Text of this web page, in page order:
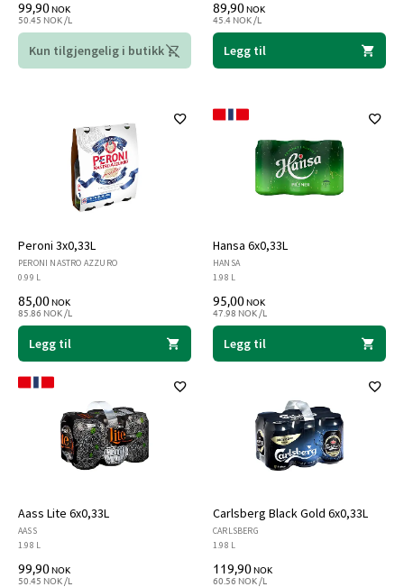
99,90NOK
50.45 NOK /L
Kun tilgjengelig i butikk
89,90NOK
45.4 NOK /L
Legg til
Peroni 3x0,33L
PERONI NASTRO AZZURO
0.99 L
85,00NOK
85.86 NOK /L
Legg til
Hansa 6x0,33L
HANSA
1.98 L
95,00NOK
47.98 NOK /L
Legg til
Aass Lite 6x0,33L
AASS
1.98 L
99,90NOK
50.45 NOK /L
Carlsberg Black Gold 6x0,33L
CARLSBERG
1.98 L
119,90NOK
60.56 NOK /L